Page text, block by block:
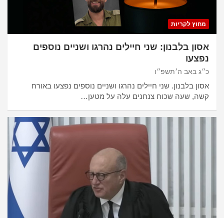
מחוץ לקריות
אסון בלבנון: שני חיילים נהרגו ושניים נוספים
נפצעו
כ״ג באב ה׳תשפ״ו
אסון בלבנון. שני חיילים נהרגו ושניים נוספים נפצעו באורח
קשה, שעה שכוח צנחנים עלה על מטען…